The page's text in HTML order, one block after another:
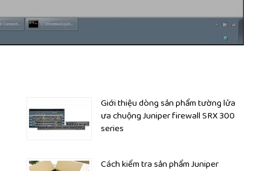
Security, IPS, AV, URL filtering and Anti-Spam for SRX345
Giới thiệu dòng sản phẩm tường lửa
ưa chuộng Juniper firewall SRX 300
series
Cách kiểm tra sản phẩm Juniper